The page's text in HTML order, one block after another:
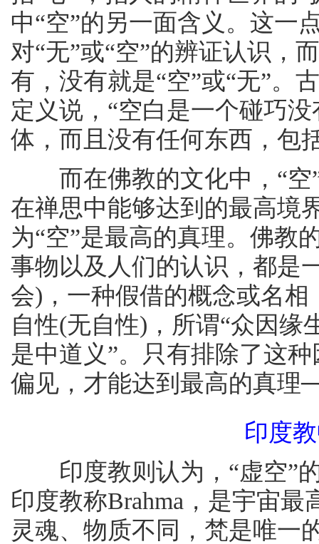
中“空”的另一面含义。这一
对“无”或“空”的辨证认识，
有，没有就是“空”或“无”。
定义说，“空白是一个碰巧
体，而且没有任何东西，包
而在佛教的文化中，“空”
在禅思中能够达到的最高境
为“空”是最高的真理。佛教
事物以及人们的认识，都是
会)，一种假借的概念或名
自性(无自性)，所谓“众因缘
是中道义”。只有排除了这
偏见，才能达到最高的真理
印度
印度教则认为，“虚空”的
印度教称Brahma，是宇宙
灵魂、物质不同，梵是唯一